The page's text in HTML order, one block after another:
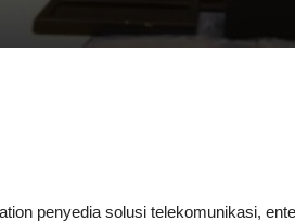
penyedia solusi telekomunikasi,